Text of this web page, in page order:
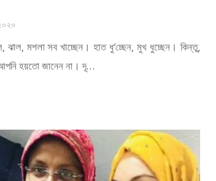
মশলা সব খাচ্ছেন। হাত ধু’চ্ছেন, মুখ ধুচ্ছেন। কিন্তু,
হয়তো জানেন না। দূ…